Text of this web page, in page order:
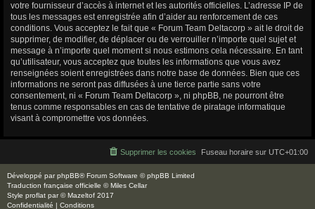
votre fournisseur d’accès à internet et les autorités officielles. L’adresse IP de
tous les messages est enregistrée afin d’aider au renforcement de ces
conditions. Vous acceptez le fait que « Forum Team Deltacorp » ait le droit de
supprimer, de modifier, de déplacer ou de verrouiller n’importe quel sujet et
message à n’importe quel moment si nous estimons cela nécessaire. En tant
qu’utilisateur, vous acceptez que toutes les informations que vous avez
renseignées soient enregistrées dans notre base de données. Bien que ces
informations ne seront pas diffusées à une tierce partie sans votre
consentement, ni « Forum Team Deltacorp », ni phpBB, ne pourront être
tenus comme responsables en cas de tentative de piratage informatique
visant à compromettre vos données.
Fuseau horaire sur UTC+01:00
Supprimer les cookies
Développé parphpBB® Forum Software © phpBB Limited
Traduction française officielle ©Miles Cellar
Style proflat par ©Mazeltof 2017
Confidentialité | Conditions